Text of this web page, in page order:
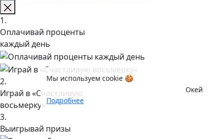
Мы используем cookie 🍪
Подробнее
Окей
1.
Оплачивай проценты
каждый день
2.
Играй в «Счастливую
восьмерку»
3.
Выигрывай призы